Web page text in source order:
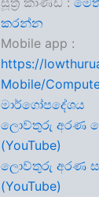
කරන්න
Mobile app :
https://
Mobile/
මාර්ගෝපදේශය
ලොව්තුරු අරණ
(YouTube)
ලොව්තුරු අරණ
(YouTube)